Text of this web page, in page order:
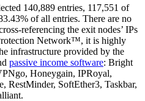
140,889 entries, 117,551 of
of all entries. There are no
referencing the exit nodes’ IPs
Network™, it is highly
infrastructure provided by the
passive income software: Bright
Honeygain, IPRoyal,
RestMinder, SoftEther3, Taskbar,